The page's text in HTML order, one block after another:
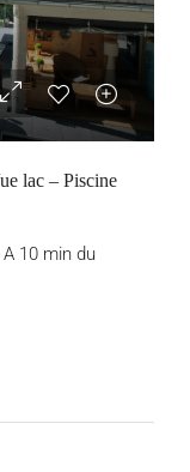
lac – Piscine
10 min du